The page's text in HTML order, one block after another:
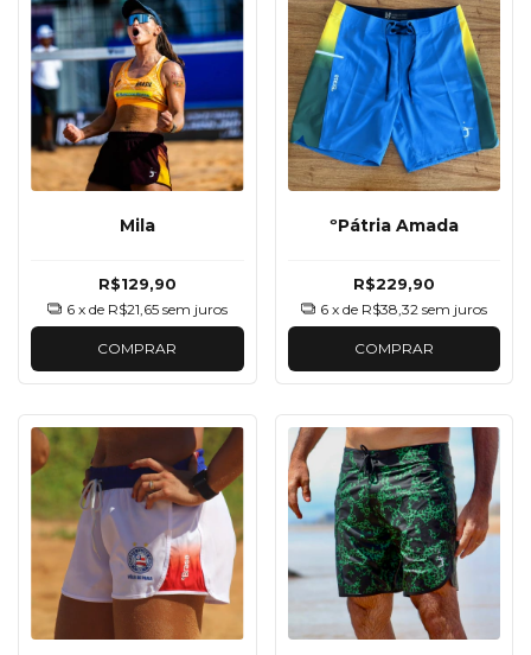
Mila
R$129,90
6 x de R$21,65 sem juros
COMPRAR
ºPátria Amada
R$229,90
6 x de R$38,32 sem juros
COMPRAR